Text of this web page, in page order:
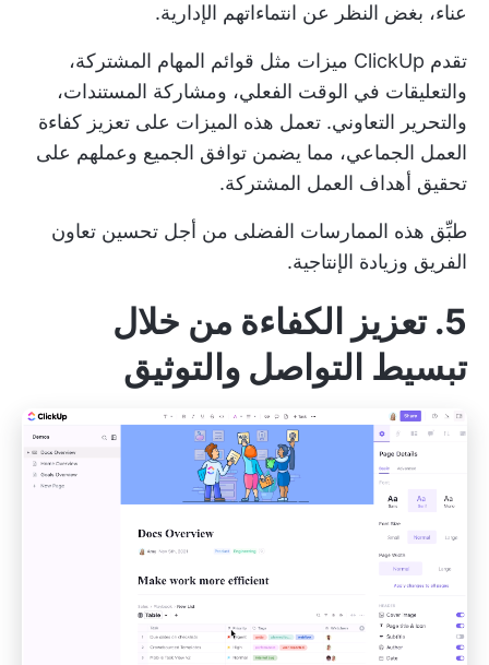
عناء، بغض النظر عن انتماءاتهم الإدارية.
تقدم ClickUp ميزات مثل قوائم المهام المشتركة،
والتعليقات في الوقت الفعلي، ومشاركة المستندات،
والتحرير التعاوني. تعمل هذه الميزات على تعزيز كفاءة
العمل الجماعي، مما يضمن توافق الجميع وعملهم على
تحقيق أهداف العمل المشتركة.
طبِّق هذه الممارسات الفضلى من أجل تحسين تعاون
الفريق وزيادة الإنتاجية.
5. تعزيز الكفاءة من خلال
تبسيط التواصل والتوثيق